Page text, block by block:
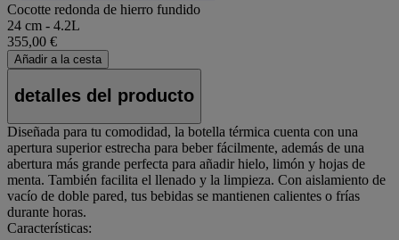
Cocotte redonda de hierro fundido
24 cm - 4.2L
355,00 €
Añadir a la cesta
detalles del producto
Diseñada para tu comodidad, la botella térmica cuenta con una
apertura superior estrecha para beber fácilmente, además de una
abertura más grande perfecta para añadir hielo, limón y hojas de
menta. También facilita el llenado y la limpieza. Con aislamiento de
vacío de doble pared, tus bebidas se mantienen calientes o frías
durante horas.
Características: